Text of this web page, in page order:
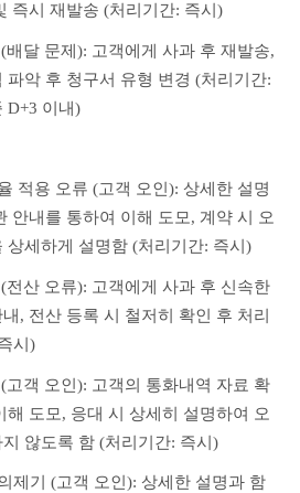
즉시 재발송 (처리기간: 즉시)
배달 문제): 고객에게 사과 후 재발송,
파악 후 청구서 유형 변경 (처리기간:
D+3 이내)
적용 오류 (고객 오인): 상세한 설명
안내를 통하여 이해 도모, 계약 시 오
상세하게 설명함 (처리기간: 즉시)
전산 오류): 고객에게 사과 후 신속한
, 전산 등록 시 철저히 확인 후 처리
시)
고객 오인): 고객의 통화내역 자료 확
해 도모, 응대 시 상세히 설명하여 오
않도록 함 (처리기간: 즉시)
제기 (고객 오인): 상세한 설명과 함